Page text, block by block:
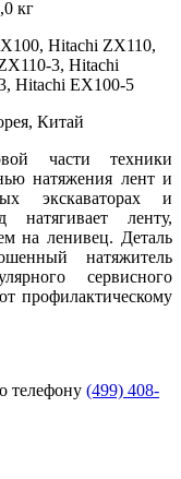
кг
Hitachi ZX110,
3, Hitachi
Hitachi EX100-5
Китай
части техники
натяжения лент и
экскаваторах и
натягивает ленту,
на ленивец. Деталь
натяжитель
сервисного
профилактическому
телефону (499) 408-